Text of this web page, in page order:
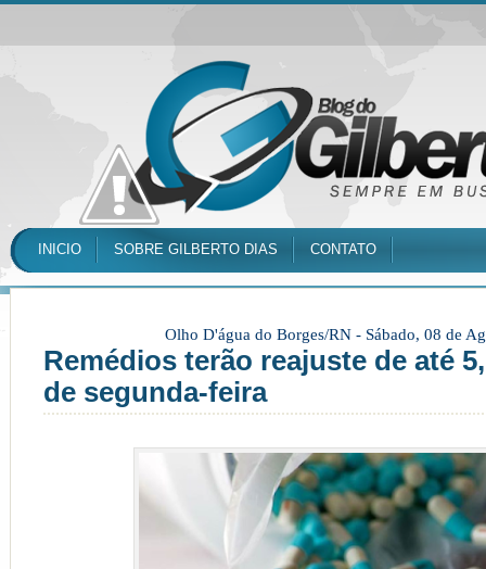
INICIO SOBRE GILBERTO DIAS CONTATO
Olho D'água do Borges/RN - Sábado, 08 de
Remédios terão reajuste de até
de segunda-feira